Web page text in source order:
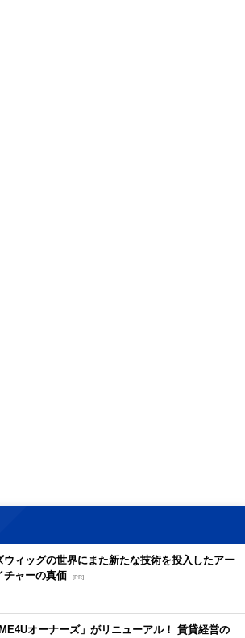
ウィッグの世界にまた新たな技術を投入したアー
チャーの真価 [PR]
オーナーズ」がリニューアル！ 賃貸経営の